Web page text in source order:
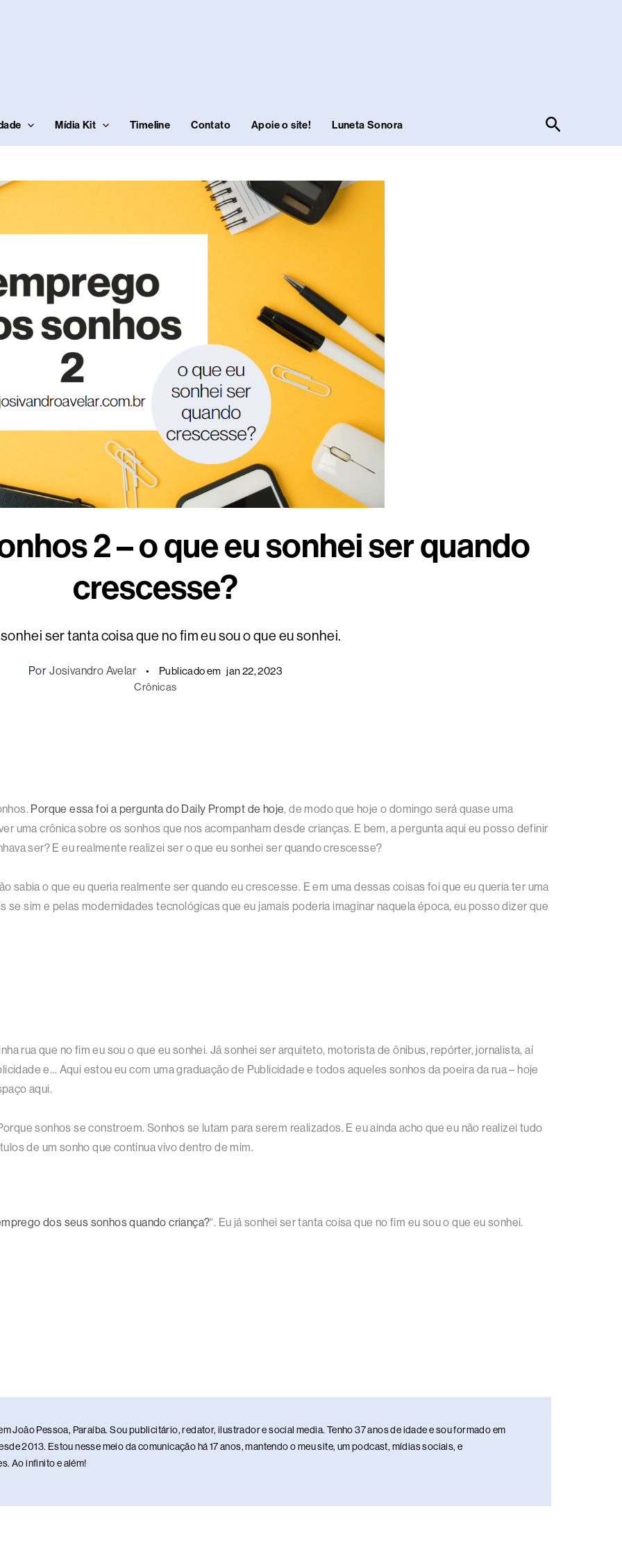
Mídia Kit Timeline Contato Apoie o site! Luneta Sonora Pesquisar
2 – o que eu sonhei ser quando
crescesse?
sonhei ser tanta coisa que no fim eu sou o que eu sonhei.
Por Josivandro Avelar Publicado em jan 22, 2023
Crônicas
Porque essa foi a pergunta do Daily Prompt de hoje, de modo que hoje o domingo será quase uma
uma crônica sobre os sonhos que nos acompanham desde crianças. E bem, a pergunta aqui eu posso definir
ser? E eu realmente realizei ser o que eu sonhei ser quando crescesse?
sabia o que eu queria realmente ser quando eu crescesse. E em uma dessas coisas foi que eu queria ter uma
se sim e pelas modernidades tecnológicas que eu jamais poderia imaginar naquela época, eu posso dizer que
rua que no fim eu sou o que eu sonhei. Já sonhei ser arquiteto, motorista de ônibus, repórter, jornalista, aí
e… Aqui estou eu com uma graduação de Publicidade e todos aqueles sonhos da poeira da rua – hoje
aqui.
sonhos se constroem. Sonhos se lutam para serem realizados. E eu ainda acho que eu não realizei tudo
de um sonho que continua vivo dentro de mim.
dos seus sonhos quando criança?“. Eu já sonhei ser tanta coisa que no fim eu sou o que eu sonhei.
João Pessoa, Paraíba. Sou publicitário, redator, ilustrador e social media. Tenho 37 anos de idade e sou formado em
2013. Estou nesse meio da comunicação há 17 anos, mantendo o meu site, um podcast, mídias sociais, e
Ao infinito e além!